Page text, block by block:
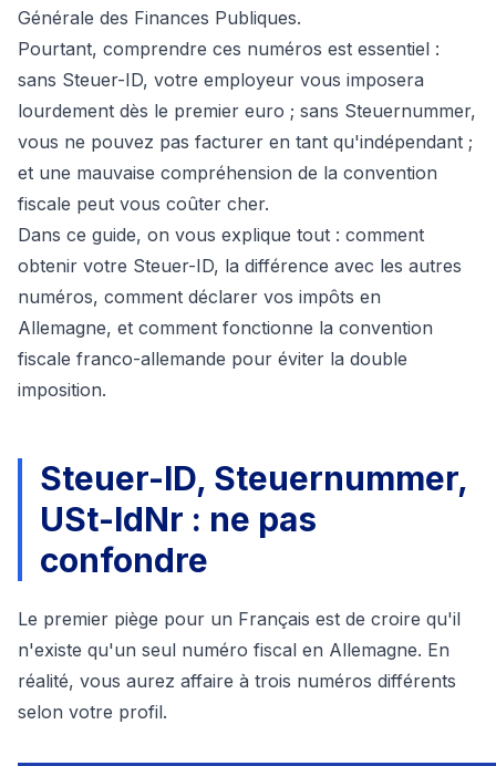
Générale des Finances Publiques.
Pourtant, comprendre ces numéros est essentiel :
sans Steuer-ID, votre employeur vous imposera
lourdement dès le premier euro ; sans Steuernummer,
vous ne pouvez pas facturer en tant qu'indépendant ;
et une mauvaise compréhension de la convention
fiscale peut vous coûter cher.
Dans ce guide, on vous explique tout : comment
obtenir votre Steuer-ID, la différence avec les autres
numéros, comment déclarer vos impôts en
Allemagne, et comment fonctionne la convention
fiscale franco-allemande pour éviter la double
imposition.
Steuer-ID, Steuernummer,
USt-IdNr : ne pas
confondre
Le premier piège pour un Français est de croire qu'il
n'existe qu'un seul numéro fiscal en Allemagne. En
réalité, vous aurez affaire à trois numéros différents
selon votre profil.